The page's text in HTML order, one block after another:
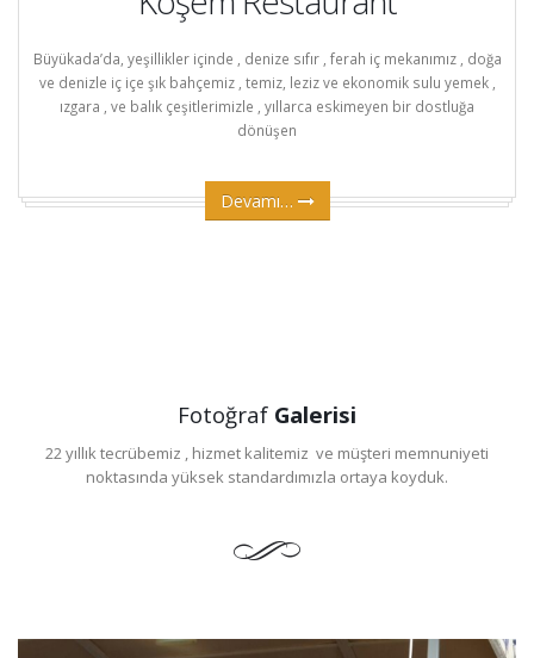
Büyükada’da, yeşillikler içinde , denize sıfır , ferah iç mekanımız , doğa
ve denizle iç içe şık bahçemiz , temiz, leziz ve ekonomik sulu yemek ,
ızgara , ve balık çeşitlerimizle , yıllarca eskimeyen bir dostluğa
dönüşen
Devamı…
Fotoğraf Galerisi
22 yıllık tecrübemiz , hizmet kalitemiz ve müşteri memnuniyeti
noktasında yüksek standardımızla ortaya koyduk.